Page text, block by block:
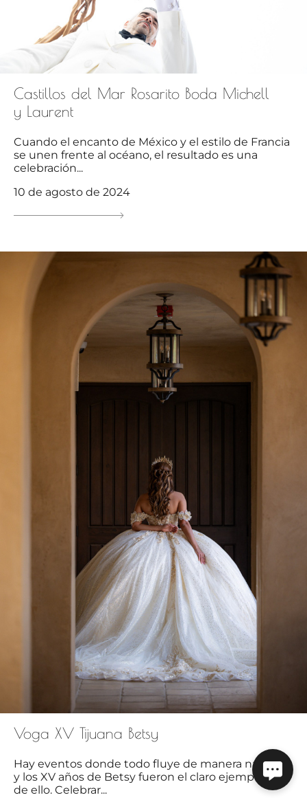
Castillos del Mar Rosarito Boda Michell
y Laurent
Cuando el encanto de México y el estilo de Francia
se unen frente al océano, el resultado es una
celebración...
10 de agosto de 2024
Voga XV Tijuana Betsy
Hay eventos donde todo fluye de manera natural,
y los XV años de Betsy fueron el claro ejemplo
de ello. Celebrar...